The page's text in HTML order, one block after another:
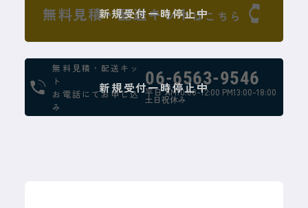
無料見積・配送キットはこちら
新規受付一時停止中
無料見積・配送キッ
ト
お電話にてお申し込
み
06-6563-9546
平日 AM10:00-12:00 PM13:00-18:00
土日祝休み
新規受付一時停止中